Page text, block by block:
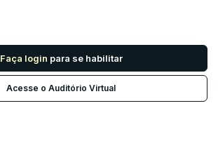
Faça login para se habilitar
Acesse o Auditório Virtual